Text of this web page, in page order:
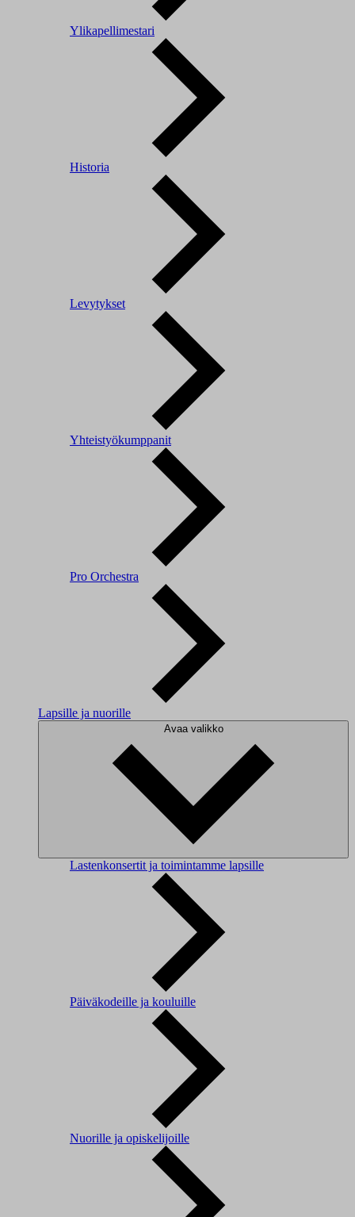
Ylikapellimestari
Historia
Levytykset
Yhteistyökumppanit
Pro Orchestra
Lapsille ja nuorille
Avaa valikko
Lastenkonsertit ja toimintamme lapsille
Päiväkodeille ja kouluille
Nuorille ja opiskelijoille